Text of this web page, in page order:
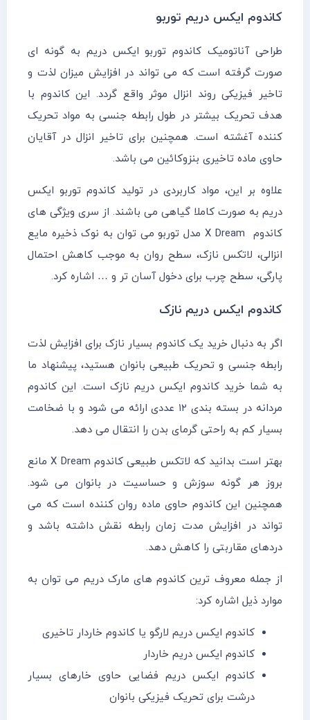
کاندوم ایکس دریم توربو
طراحی آناتومیک کاندوم توربو ایکس دریم به گونه ای
صورت گرفته است که می تواند در افزایش میزان لذت و
تاخیر فیزیکی روند انزال موثر واقع گردد. این کاندوم با
هدف تحریک بیشتر در طول رابطه جنسی به مواد تحریک
کننده آغشته است. همچنین برای تاخیر انزال در آقایان
حاوی ماده تاخیری بنزوکائین می باشد.
علاوه بر این، مواد کاربردی در تولید کاندوم توربو ایکس
دریم به صورت کاملا گیاهی می باشند. از سری ویژگی های
کاندوم X Dream مدل توربو می توان به نوک ذخیره مایع
انزالی، لاتکس نازک، سطح روان به موجب کاهش احتمال
پارگی، سطح چرب برای دخول آسان تر و … اشاره کرد.
کاندوم ایکس دریم نازک
اگر به دنبال خرید یک کاندوم بسیار نازک برای افزایش لذت
رابطه جنسی و تحریک طبیعی بانوان هستید، پیشنهاد ما
به شما خرید کاندوم ایکس دریم نازک است. این کاندوم
مردانه در بسته بندی ۱۲ عددی ارائه می شود و با ضخامت
بسیار کم به راحتی گرمای بدن را انتقال می دهد.
بهتر است بدانید که لاتکس طبیعی کاندوم X Dream مانع
بروز هر گونه سوزش و حساسیت در بانوان می شود.
همچنین این کاندوم حاوی ماده روان کننده است که می
تواند در افزایش مدت زمان رابطه نقش داشته باشد و
دردهای مقاربتی را کاهش دهد.
از جمله معروف ترین کاندوم های مارک دریم می توان به
موارد ذیل اشاره کرد:
کاندوم ایکس دریم لارگو یا کاندوم خاردار تاخیری
کاندوم ایکس دریم خاردار
کاندوم ایکس دریم فضایی حاوی خارهای بسیار
درشت برای تحریک فیزیکی بانوان